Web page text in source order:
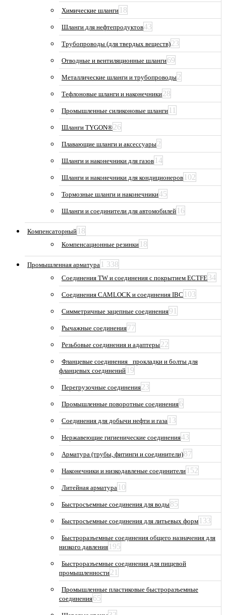
Химические шланги 18
Шланги для нефтепродуктов43
Трубопроводы (для твердых веществ)23
Отводные и вентиляционные шланги69
Металлические шланги и трубопроводы2
Тефлоновые шланги и наконечники28
Промышленные силиконовые шланги 11
Шланги TYGON®26
Плавающие шланги и аксессуары2
Шланги и наконечники для газов 14
Шланги и наконечники для кондиционеров 102
Тормозные шланги и наконечники45
Шланги и соединители для автомобилей 16
Компенсаторный 18
Компенсационные резинки 18
Промышленная арматура 1 338
Соединения TW и соединения с покрытием ECTFE34
Соединения CAMLOCK и соединения IBC 103
Симметричные зацепные соединения91
Рычажные соединения77
Резьбовые соединения и адаптеры22
Фланцевые соединения_ прокладки и болты для
фланцевых соединений 19
Перегрузочные соединения23
Промышленные поворотные соединения6
Соединения для добычи нефти и газа 13
Нержавеющие гигиенические соединения43
Арматура (трубы, фитинги и соединители)87
Наконечники и низкодавленые соединители 152
Литейная арматура 10
Быстросъемные соединения для воды85
Быстросъемные соединения для литьевых форм 133
Быстроразъемные соединения общего назначения для
низкого давления 195
Быстроразъемные соединения для пищевой
промышленности21
Промышленные пластиковые быстроразъемные
соединения65